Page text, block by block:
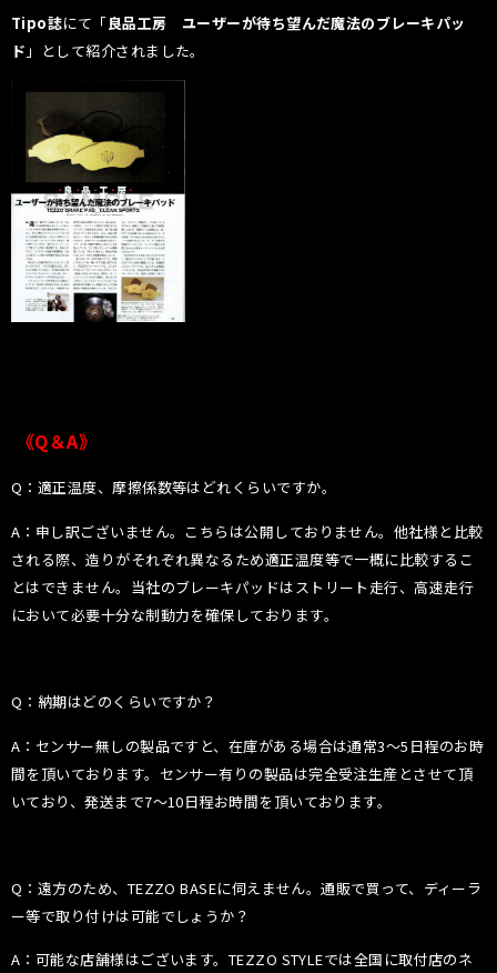
Tipo誌にて「良品工房 ユーザーが待ち望んだ魔法のブレーキパッ
ド 」として紹介されました。
《Q＆A》
Q：適正温度、摩擦係数等はどれくらいですか。
A：申し訳ございません。こちらは公開しておりません。他社様と比較
される際、造りがそれぞれ異なるため適正温度等で一概に比較するこ
とはできません。 当社のブレーキパッドはストリート走行、高速走行
において必要十分な制動力を確保しております。
Q：納期はどのくらいですか？
A：センサー無しの製品ですと、在庫がある場合は通常3〜5日程のお時
間を頂いております。センサー有りの製品は完全受注生産とさせて頂
いており、発送まで7〜10日程お時間を頂いております。
Q：遠方のため、TEZZO BASEに伺えません。通販で買って、ディーラ
ー等で取り付けは可能でしょうか？
A：可能な店舗様はございます。TEZZO STYLEでは全国に取付店のネ